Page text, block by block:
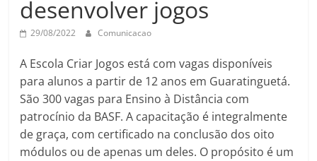
desenvolver jogos
29/08/2022 Comunicacao
A Escola Criar Jogos está com vagas disponíveis
para alunos a partir de 12 anos em Guaratinguetá.
São 300 vagas para Ensino à Distância com
patrocínio da BASF. A capacitação é integralmente
de graça, com certificado na conclusão dos oito
módulos ou de apenas um deles. O propósito é um